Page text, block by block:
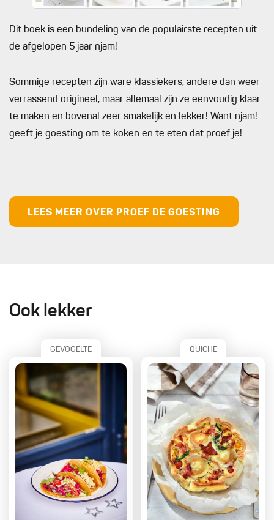
Dit boek is een bundeling van de populairste recepten uit
de afgelopen 5 jaar njam!
Sommige recepten zijn ware klassiekers, andere dan weer
verrassend origineel, maar allemaal zijn ze eenvoudig klaar
te maken en bovenal zeer smakelijk en lekker! Want njam!
geeft je goesting om te koken en te eten dat proef je!
LEES MEER OVER PROEF DE GOESTING
Ook lekker
GEVOGELTE QUICHE